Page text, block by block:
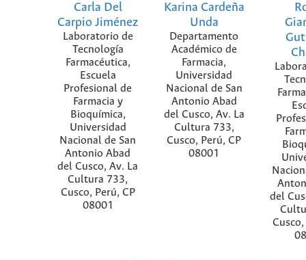
Carla Del
Carpio Jiménez
Laboratorio de
Tecnología
Farmacéutica,
Escuela
Profesional de
Farmacia y
Bioquímica,
Universidad
Nacional de San
Antonio Abad
del Cusco, Av. La
Cultura 733,
Cusco, Perú, CP
08001
Karina Cardeña
Unda
Departamento
Académico de
Farmacia,
Universidad
Nacional de San
Antonio Abad
del Cusco, Av. La
Cultura 733,
Cusco, Perú, CP
08001
del